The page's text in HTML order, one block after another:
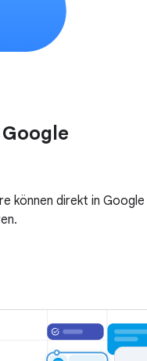
können direkt in Google